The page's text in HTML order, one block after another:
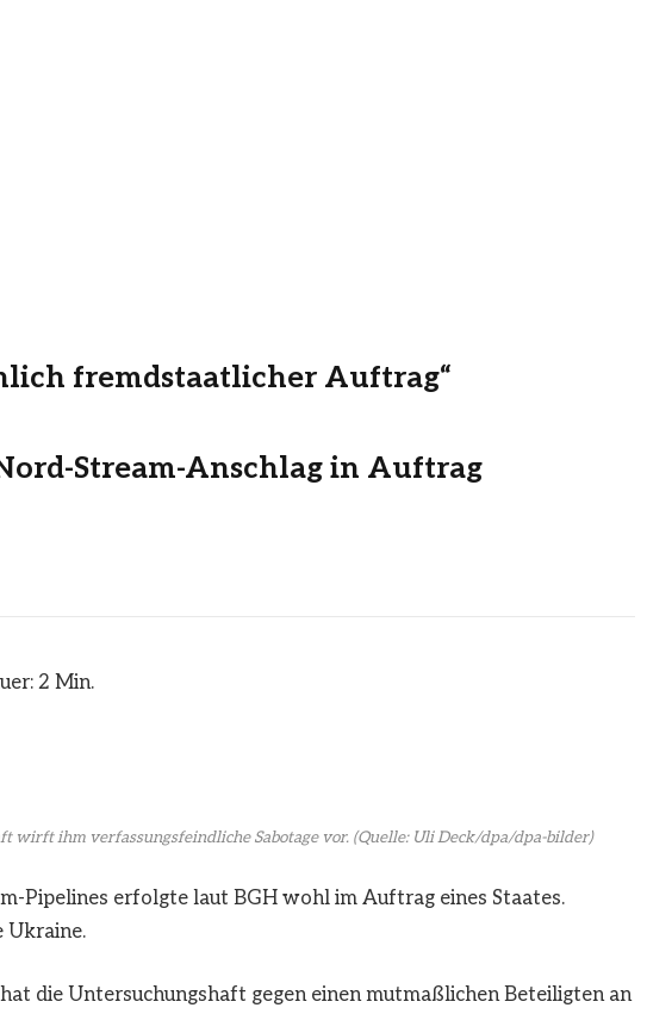
fremdstaatlicher Auftrag“
Stream-Anschlag in Auftrag
2 Min.
wirft ihm verfassungsfeindliche Sabotage vor.(Quelle: Uli Deck/dpa/dpa-bilder)
Pipelines erfolgte laut BGH wohl im Auftrag eines Staates.
Ukraine.
die Untersuchungshaft gegen einen mutmaßlichen Beteiligten an